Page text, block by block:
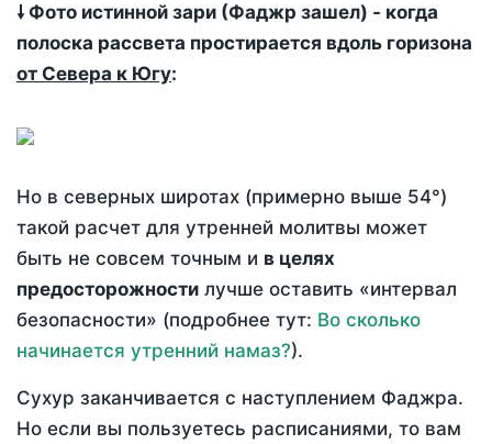
🠗 Фото истинной зари (Фаджр зашел) - когда
полоска рассвета простирается вдоль горизона
от Севера к Югу:
Но в северных широтах (примерно выше 54°)
такой расчет для утренней молитвы может
быть не совсем точным и в целях
предосторожности лучше оставить «интервал
безопасности» (подробнее тут: Во сколько
начинается утренний намаз?).
Сухур заканчивается с наступлением Фаджра.
Но если вы пользуетесь расписаниями, то вам